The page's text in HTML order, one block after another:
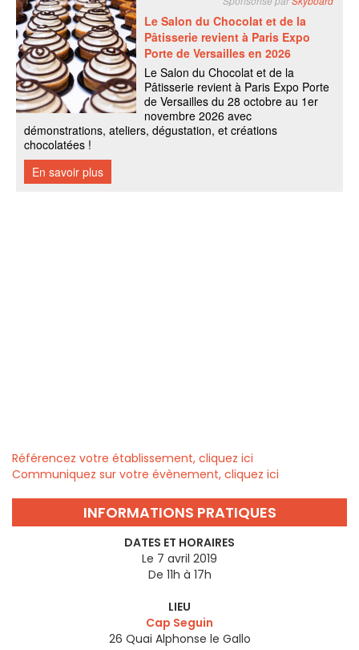
Référencez votre établissement, cliquez ici
Communiquez sur votre évènement, cliquez ici
INFORMATIONS PRATIQUES
DATES ET HORAIRES
Le 7 avril 2019
De 11h à 17h
LIEU
Cap Seguin
26 Quai Alphonse le Gallo